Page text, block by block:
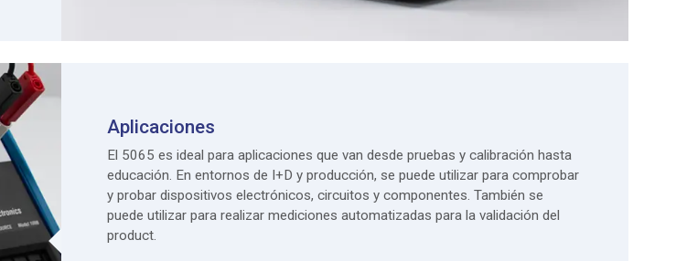
Aplicaciones
El 5065 es ideal para aplicaciones que van desde pruebas y calibración hasta
educación. En entornos de I+D y producción, se puede utilizar para comprobar
y probar dispositivos electrónicos, circuitos y componentes. También se
puede utilizar para realizar mediciones automatizadas para la validación del
product.